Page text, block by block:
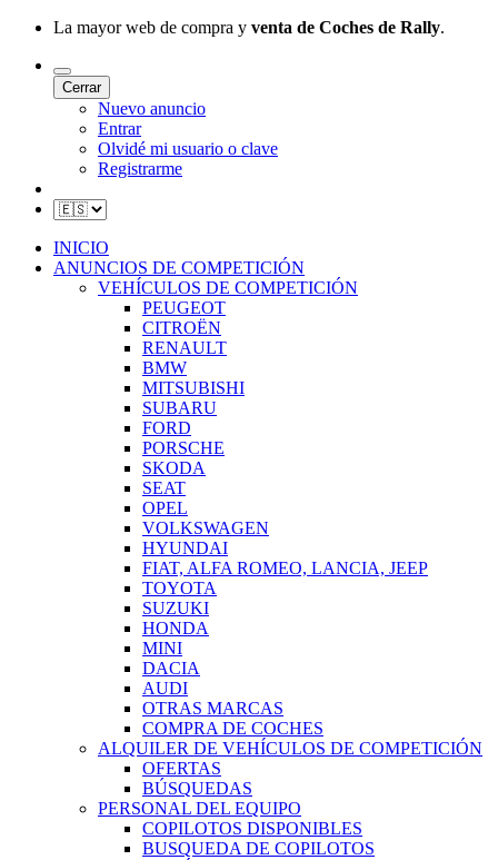
La mayor web de compra y venta de Coches de Rally.
Cerrar
Nuevo anuncio
Entrar
Olvidé mi usuario o clave
Registrarme
INICIO
ANUNCIOS DE COMPETICIÓN
VEHÍCULOS DE COMPETICIÓN
PEUGEOT
CITROËN
RENAULT
BMW
MITSUBISHI
SUBARU
FORD
PORSCHE
SKODA
SEAT
OPEL
VOLKSWAGEN
HYUNDAI
FIAT, ALFA ROMEO, LANCIA, JEEP
TOYOTA
SUZUKI
HONDA
MINI
DACIA
AUDI
OTRAS MARCAS
COMPRA DE COCHES
ALQUILER DE VEHÍCULOS DE COMPETICIÓN
OFERTAS
BÚSQUEDAS
PERSONAL DEL EQUIPO
COPILOTOS DISPONIBLES
BUSQUEDA DE COPILOTOS